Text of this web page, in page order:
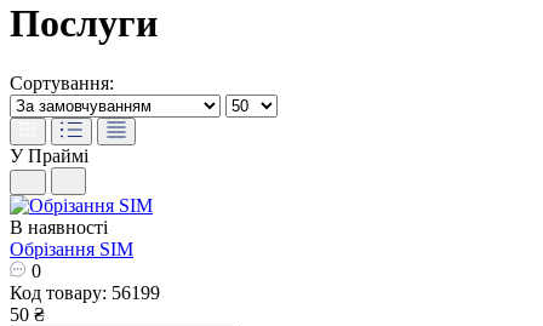
Послуги
Сортування:
У Праймі
В наявності
Обрізання SIM
0
Код товару: 56199
50 ₴